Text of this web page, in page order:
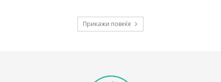
Прикажи повеќе